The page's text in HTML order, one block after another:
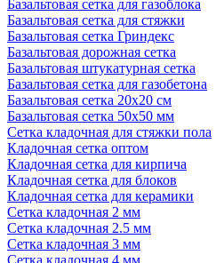
Базальтовая сетка для газоблока
Базальтовая сетка для стяжки
Базальтовая сетка Гриндекс
Базальтовая дорожная сетка
Базальтовая штукатурная сетка
Базальтовая сетка для газобетона
Базальтовая сетка 20x20 см
Базальтовая сетка 50x50 мм
Сетка кладочная для стяжки пола
Кладочная сетка оптом
Кладочная сетка для кирпича
Кладочная сетка для блоков
Кладочная сетка для керамики
Сетка кладочная 2 мм
Сетка кладочная 2.5 мм
Сетка кладочная 3 мм
Сетка кладочная 4 мм